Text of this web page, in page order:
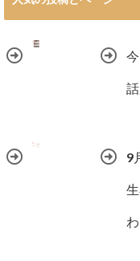
9